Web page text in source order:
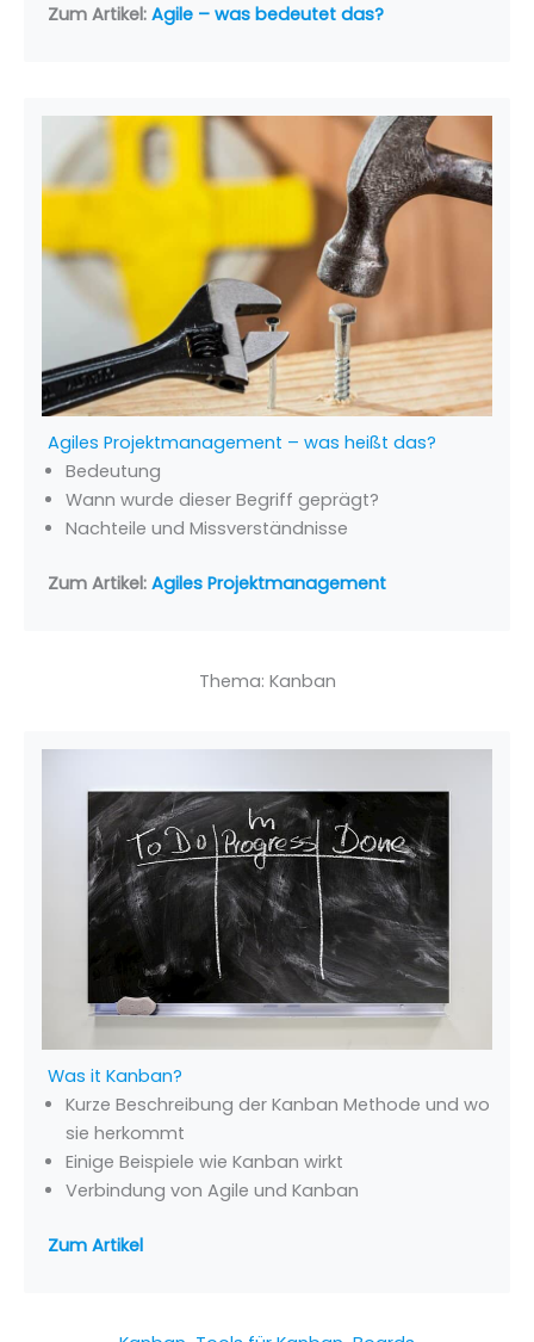
Zum Artikel: Agile – was bedeutet das?
Agiles Projektmanagement – was heißt das?
Bedeutung
Wann wurde dieser Begriff geprägt?
Nachteile und Missverständnisse
Zum Artikel: Agiles Projektmanagement
Thema: Kanban
Was it Kanban?
Kurze Beschreibung der Kanban Methode und wo
sie herkommt
Einige Beispiele wie Kanban wirkt
Verbindung von Agile und Kanban
Zum Artikel